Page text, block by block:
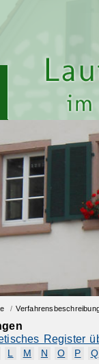
/
Register
L M N O P Q